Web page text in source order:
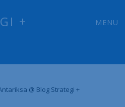
+
MENU
@ Blog Strategi +